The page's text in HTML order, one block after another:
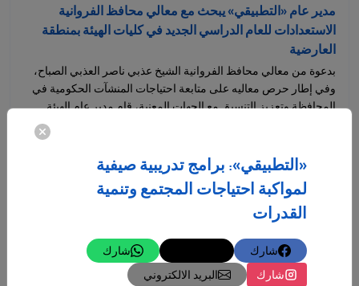
مدير عام «التطبيقي» يبحث مع معالي محافظ الفروانية
الاستعدادات للعام الدراسي الجديد في كليات الهيئة بمنطقة
العارضية
بدعوة من معالي محافظ الفروانية الشيخ عذبي ناصر العذبي الصباح،
وفي إطار حرص معاليه على متابعة احتياجات المنشآت الحكومية في
المحافظة وتعزيز التنسيق مع الجهات المعنية، قام مدير عام الهيئة
«التطبيقي»: برامج تدريبية صيفية
لمواكبة احتياجات المجتمع وتنمية
القدرات
شارك
شارك
شارك
البريد الالكتروني